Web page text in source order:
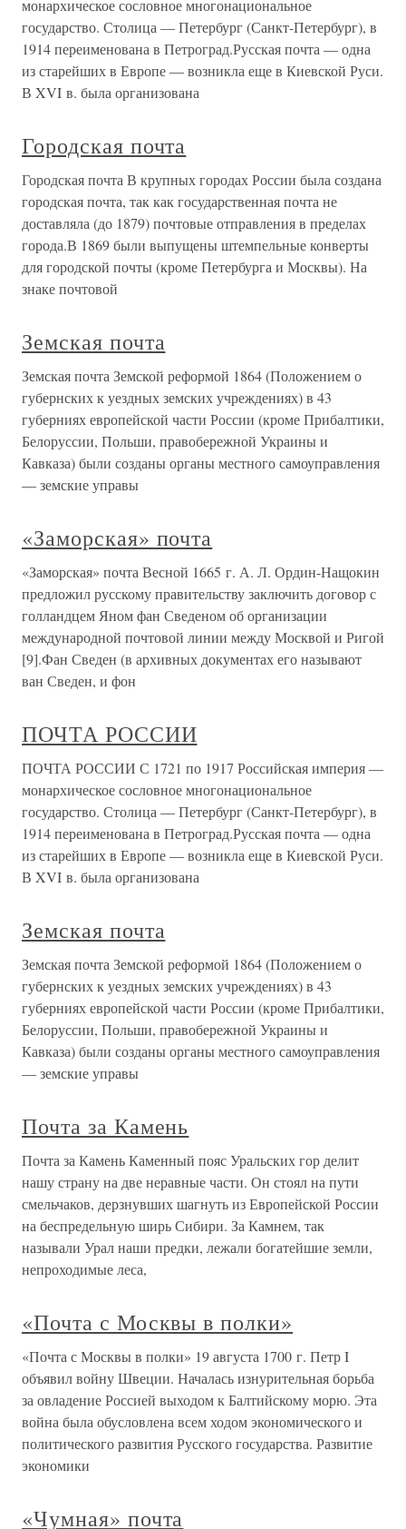
монархическое сословное многонациональное
государство. Столица — Петербург (Санкт-Петербург), в
1914 переименована в Петроград.Русская почта — одна
из старейших в Европе — возникла еще в Киевской Руси.
В XVI в. была организована
Городская почта
Городская почта В крупных городах России была создана
городская почта, так как государственная почта не
доставляла (до 1879) почтовые отправления в пределах
города.В 1869 были выпущены штемпельные конверты
для городской почты (кроме Петербурга и Москвы). На
знаке почтовой
Земская почта
Земская почта Земской реформой 1864 (Положением о
губернских к уездных земских учреждениях) в 43
губерниях европейской части России (кроме Прибалтики,
Белоруссии, Польши, правобережной Украины и
Кавказа) были созданы органы местного самоуправления
— земские управы
«Заморская» почта
«Заморская» почта Весной 1665 г. А. Л. Ордин-Нащокин
предложил русскому правительству заключить договор с
голландцем Яном фан Сведеном об организации
международной почтовой линии между Москвой и Ригой
[9].Фан Сведен (в архивных документах его называют
ван Сведен, и фон
ПОЧТА РОССИИ
ПОЧТА РОССИИ С 1721 по 1917 Российская империя —
монархическое сословное многонациональное
государство. Столица — Петербург (Санкт-Петербург), в
1914 переименована в Петроград.Русская почта — одна
из старейших в Европе — возникла еще в Киевской Руси.
В XVI в. была организована
Земская почта
Земская почта Земской реформой 1864 (Положением о
губернских к уездных земских учреждениях) в 43
губерниях европейской части России (кроме Прибалтики,
Белоруссии, Польши, правобережной Украины и
Кавказа) были созданы органы местного самоуправления
— земские управы
Почта за Камень
Почта за Камень Каменный пояс Уральских гор делит
нашу страну на две неравные части. Он стоял на пути
смельчаков, дерзнувших шагнуть из Европейской России
на беспредельную ширь Сибири. За Камнем, так
называли Урал наши предки, лежали богатейшие земли,
непроходимые леса,
«Почта с Москвы в полки»
«Почта с Москвы в полки» 19 августа 1700 г. Петр I
объявил войну Швеции. Началась изнурительная борьба
за овладение Россией выходом к Балтийскому морю. Эта
война была обусловлена всем ходом экономического и
политического развития Русского государства. Развитие
экономики
«Чумная» почта